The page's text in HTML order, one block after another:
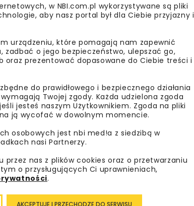
więcej?
aby otrzymywać od nas
zaproszenia na
i dedykowane akcje
PrywatnościiRegulaminem oraz
na podany przeze mnie adres e-
w postaci newslettera.
ZAPISZ MNIE
w NBI.com.pl wykorzystywane są pliki
aby nasz portal był dla Ciebie przyjazny i
urządzeniu, które pomagają nam zapewnić
zadbać o jego bezpieczeństwo, ulepszać go,
oraz prezentować dopasowane do Ciebie treści i
do prawidłowego i bezpiecznego działania
Twojej zgody. Każda udzielona zgoda
jesteś naszym Użytkownikiem. Zgoda na pliki
ją wycofać w dowolnym momencie.
osobowych jest nbi med!a z siedzibą w
nasi Partnerzy.
nas z plików cookies oraz o przetwarzaniu
o przysługujących Ci uprawnieniach,
.
AKCEPTUJĘ I PRZECHODZĘ DO SERWISU